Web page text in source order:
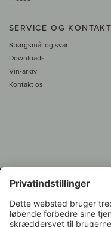
SERVICE OG KONTAKT
Spørgsmål og svar
Downloads
Vin-arkiv
Kontakt os